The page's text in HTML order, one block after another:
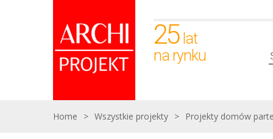
25 lat
na rynku
Home > Wszystkie projekty > Projekty domów